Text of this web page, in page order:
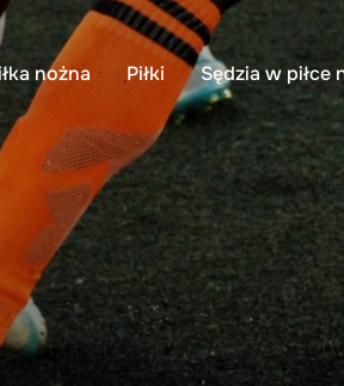
nożna Piłki Sędzia w piłce